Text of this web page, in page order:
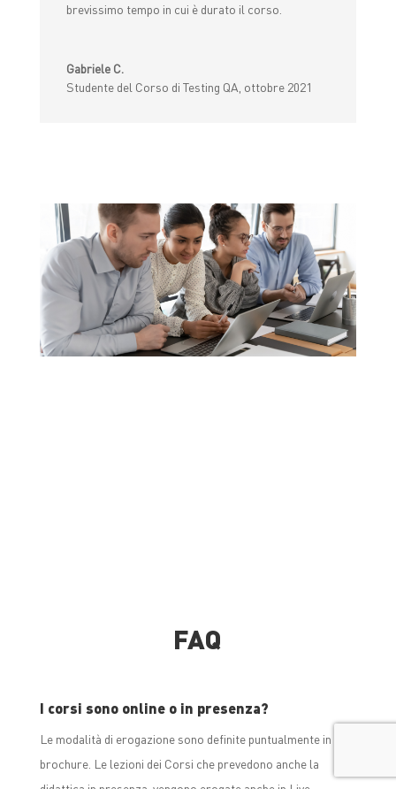
brevissimo tempo in cui è durato il corso.
Gabriele C.
Studente del Corso di Testing QA, ottobre 2021
FAQ
I corsi sono online o in presenza?
Le modalità di erogazione sono definite puntualmente in
brochure. Le lezioni dei Corsi che prevedono anche la